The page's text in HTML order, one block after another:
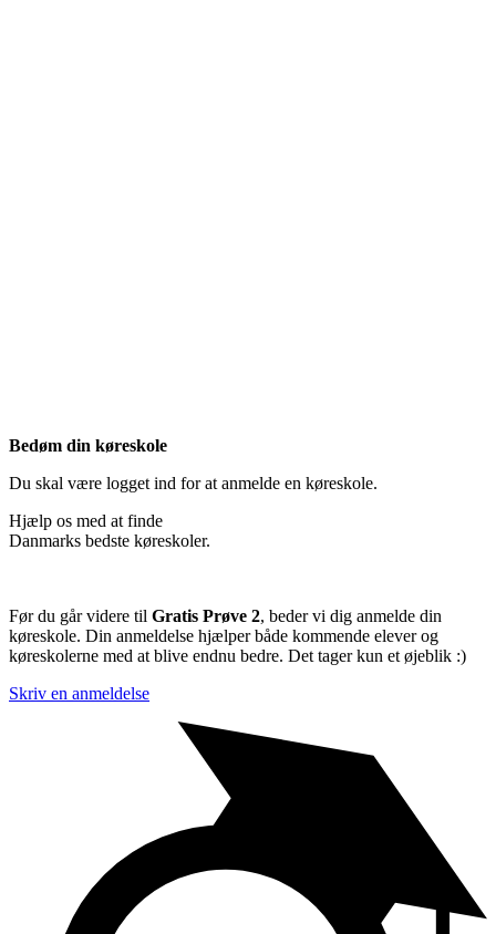
Bedøm din køreskole
Du skal være logget ind for at anmelde en køreskole.
Hjælp os med at finde
Danmarks bedste køreskoler.
Før du går videre til Gratis Prøve 2, beder vi dig anmelde din
køreskole. Din anmeldelse hjælper både kommende elever og
køreskolerne med at blive endnu bedre. Det tager kun et øjeblik :)
Skriv en anmeldelse